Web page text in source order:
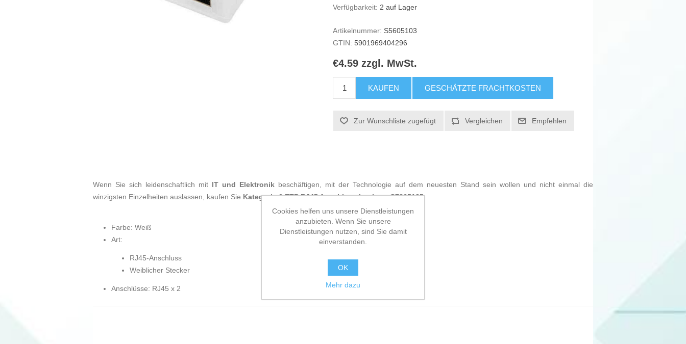
Verfügbarkeit: 2 auf Lager
Artikelnummer: S5605103
GTIN: 5901969404296
€4.59 zzgl. MwSt.
KAUFEN GESCHÄTZTE FRACHTKOSTEN
Zur Wunschliste zugefügt Vergleichen Empfehlen
Wenn Sie sich leidenschaftlich mit IT und Elektronik beschäftigen, mit der Technologie auf dem neuesten Stand sein wollen und nicht einmal die
winzigsten Einzelheiten auslassen, kaufen Sie Kategorie 6 FTP RJ45 Anschluss Lanberg C7365135.
Farbe: Weiß
Art:
RJ45-Anschluss
Weiblicher Stecker
Anschlüsse: RJ45 x 2
Cookies helfen uns unsere Dienstleistungen
anzubieten. Wenn Sie unsere
Dienstleistungen nutzen, sind Sie damit
einverstanden.
OK
Mehr dazu